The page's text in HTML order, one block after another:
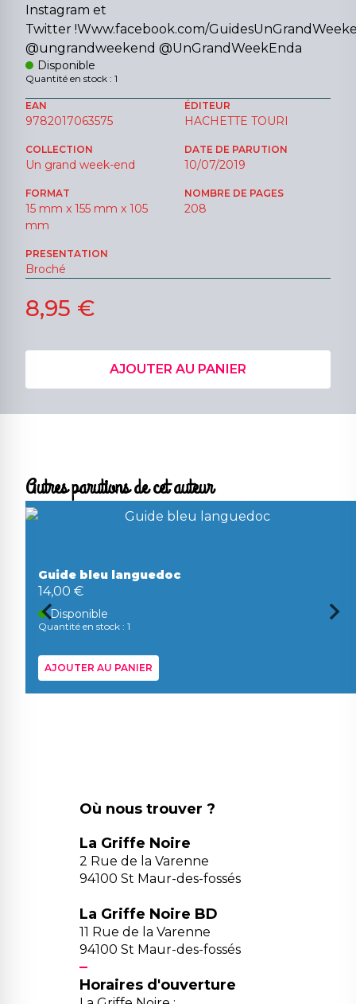
Instagram et
Twitter !Www.facebook.com/
@ungrandweekend @UnGrandWeekEnda
Disponible
Quantité en stock : 1
EAN
9782017063575
ÉDITEUR
HACHETTE TOURI
COLLECTION
Un grand week-end
DATE DE PARUTION
10/07/2019
FORMAT
15 mm x 155 mm x 105
mm
NOMBRE DE PAGES
208
PRESENTATION
Broché
8,95 €
AJOUTER AU PANIER
Autres parutions de cet auteur
Guide bleu languedoc
14,00 €
Disponible
Quantité en stock : 1
AJOUTER AU PANIER
Où nous trouver ?
La Griffe Noire
2 Rue de la Varenne
94100 St Maur-des-fossés
La Griffe Noire BD
11 Rue de la Varenne
94100 St Maur-des-fossés
Horaires d'ouverture